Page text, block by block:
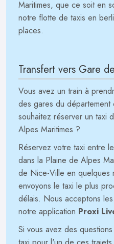
Maritimes, que ce soit en
notre flotte de taxis en
places.
Transfert vers Gare
Vous avez un train à
des gares du
souhaitez réserver un taxi
Alpes Maritimes ?
Réservez votre taxi entre
dans la Plaine de Alpes
de Nice-Ville en quelques
envoyons le taxi le plus
délais. Nous acceptons
notre application Proxi
Si vous avez des